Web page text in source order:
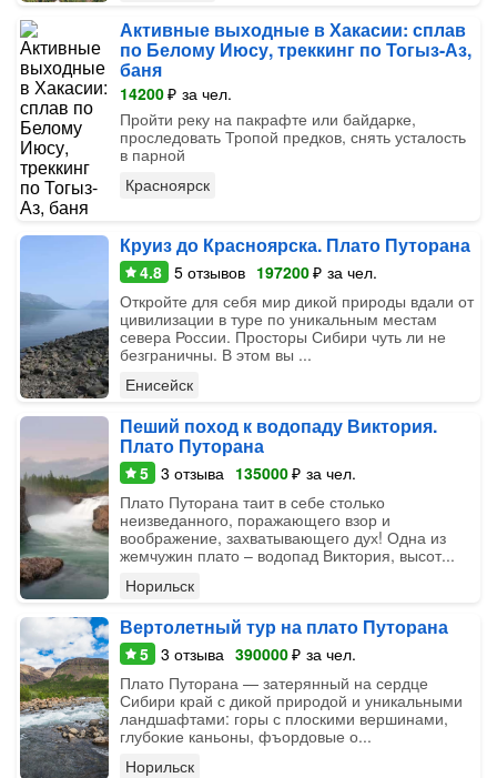
Активные выходные в Хакасии: сплав
по Белому Июсу, треккинг по Тогыз-Аз,
баня
14200₽ за чел.
Пройти реку на пакрафте или байдарке,
проследовать Тропой предков, снять усталость
в парной
Красноярск
Круиз до Красноярска. Плато Путорана
4.8 5 отзывов 197200₽ за чел.
Откройте для себя мир дикой природы вдали от
цивилизации в туре по уникальным местам
севера России. Просторы Сибири чуть ли не
безграничны. В этом вы ...
Енисейск
Пеший поход к водопаду Виктория.
Плато Путорана
5 3 отзыва 135000₽ за чел.
Плато Путорана таит в себе столько
неизведанного, поражающего взор и
воображение, захватывающего дух! Одна из
жемчужин плато – водопад Виктория, высот...
Норильск
Вертолетный тур на плато Путорана
5 3 отзыва 390000₽ за чел.
Плато Путорана — затерянный на сердце
Сибири край с дикой природой и уникальными
ландшафтами: горы с плоскими вершинами,
глубокие каньоны, фъордовые о...
Норильск